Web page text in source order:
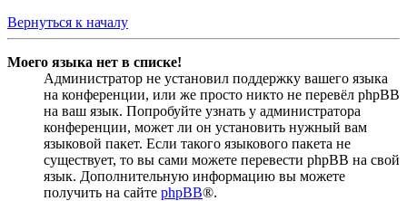
Вернуться к началу
Моего языка нет в списке!
Администратор не установил поддержку вашего языка
на конференции, или же просто никто не перевёл phpBB
на ваш язык. Попробуйте узнать у администратора
конференции, может ли он установить нужный вам
языковой пакет. Если такого языкового пакета не
существует, то вы сами можете перевести phpBB на свой
язык. Дополнительную информацию вы можете
получить на сайте phpBB®.